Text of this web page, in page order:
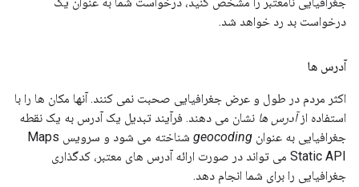
درخواست بد رد خواهد شد.
آدرس ها
اکثر مردم در طول و عرض جغرافیایی صحبت نمی کنند. آنها مکان ها را با
استفاده ازآدرس ها نشان می دهند. فرآیند تبدیل یک آدرس به یک نقطه
جغرافیایی به عنوان geocoding
شناخته می شود و سرویس Maps
Static API می تواند در صورت ارائه آدرس های معتبر، کدگذاری
جغرافیایی را برای شما انجام دهد.